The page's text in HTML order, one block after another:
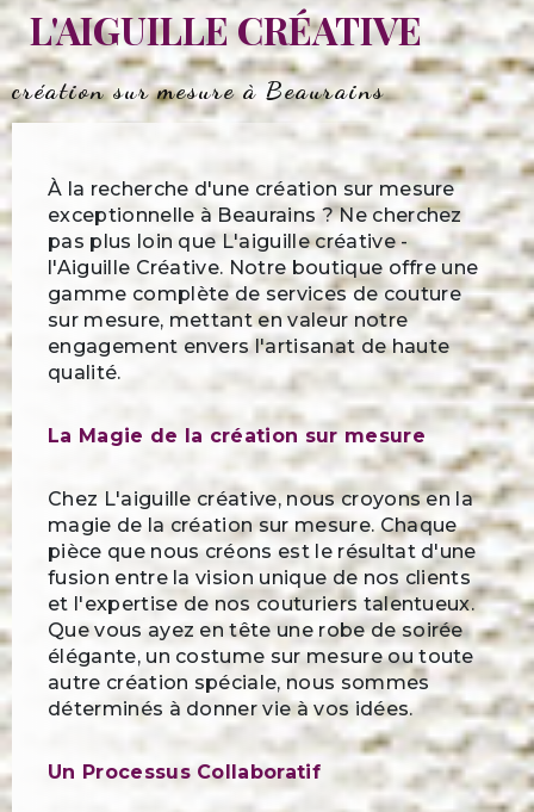
L'AIGUILLE CRÉATIVE
création sur mesure à Beaurains
À la recherche d'une création sur mesure
exceptionnelle à Beaurains ? Ne cherchez
pas plus loin que L'aiguille créative -
l'Aiguille Créative. Notre boutique offre une
gamme complète de services de couture
sur mesure, mettant en valeur notre
engagement envers l'artisanat de haute
qualité.
La Magie de la création sur mesure
Chez L'aiguille créative, nous croyons en la
magie de la création sur mesure. Chaque
pièce que nous créons est le résultat d'une
fusion entre la vision unique de nos clients
et l'expertise de nos couturiers talentueux.
Que vous ayez en tête une robe de soirée
élégante, un costume sur mesure ou toute
autre création spéciale, nous sommes
déterminés à donner vie à vos idées.
Un Processus Collaboratif